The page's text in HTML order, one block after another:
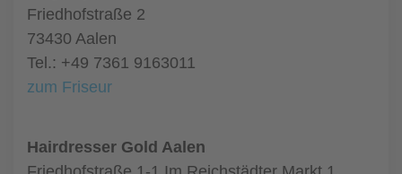
Friedhofstraße 2
73430 Aalen
Tel.: +49 7361 9163011
zum Friseur
Hairdresser Gold Aalen